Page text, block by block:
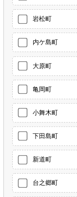
岩松町
内ケ島町
大原町
亀岡町
小舞木町
下田島町
新道町
台之郷町